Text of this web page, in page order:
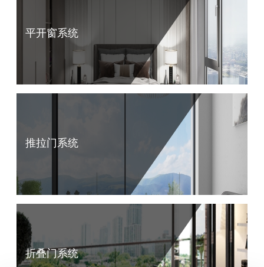
平开窗系统
推拉门系统
折叠门系统